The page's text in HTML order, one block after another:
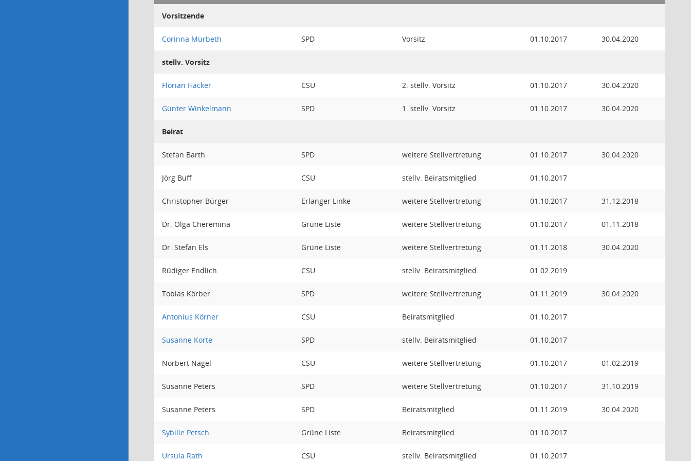
Vorsitzende
Corinna Mürbeth SPD Vorsitz 01.10.2017 30.04.2020
stellv. Vorsitz
Florian Hacker CSU 2. stellv. Vorsitz 01.10.2017 30.04.2020
Günter Winkelmann SPD 1. stellv. Vorsitz 01.10.2017 30.04.2020
Beirat
Stefan Barth SPD weitere Stellvertretung 01.10.2017 30.04.2020
Jörg Buff CSU stellv. Beiratsmitglied 01.10.2017
Christopher Bürger Erlanger Linke weitere Stellvertretung 01.10.2017 31.12.2018
Dr. Olga Cheremina Grüne Liste weitere Stellvertretung 01.10.2017 01.11.2018
Dr. Stefan Els Grüne Liste weitere Stellvertretung 01.11.2018 30.04.2020
Rüdiger Endlich CSU stellv. Beiratsmitglied 01.02.2019
Tobias Körber SPD weitere Stellvertretung 01.11.2019 30.04.2020
Antonius Körner CSU Beiratsmitglied 01.10.2017
Susanne Korte SPD stellv. Beiratsmitglied 01.10.2017
Norbert Nägel CSU weitere Stellvertretung 01.10.2017 01.02.2019
Susanne Peters SPD weitere Stellvertretung 01.10.2017 31.10.2019
Susanne Peters SPD Beiratsmitglied 01.11.2019 30.04.2020
Sybille Petsch Grüne Liste Beiratsmitglied 01.10.2017
Ursula Rath CSU stellv. Beiratsmitglied 01.10.2017